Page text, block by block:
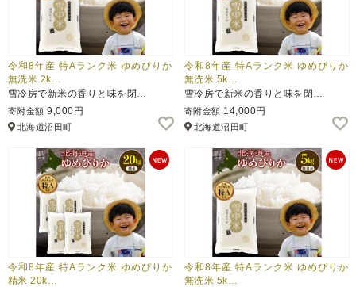
令和8年産 特Aランク米 ゆめぴりか
無洗米 2k…
雪冷房で新米の香りと味を閉…
寄附金額 9,000円
北海道沼田町
令和8年産 特Aランク米 ゆめぴりか
無洗米 5k…
雪冷房で新米の香りと味を閉…
寄附金額 14,000円
北海道沼田町
令和8年産 特Aランク米 ゆめぴりか
精米 20k…
令和8年産 特Aランク米 ゆめぴりか
無洗米 5k…